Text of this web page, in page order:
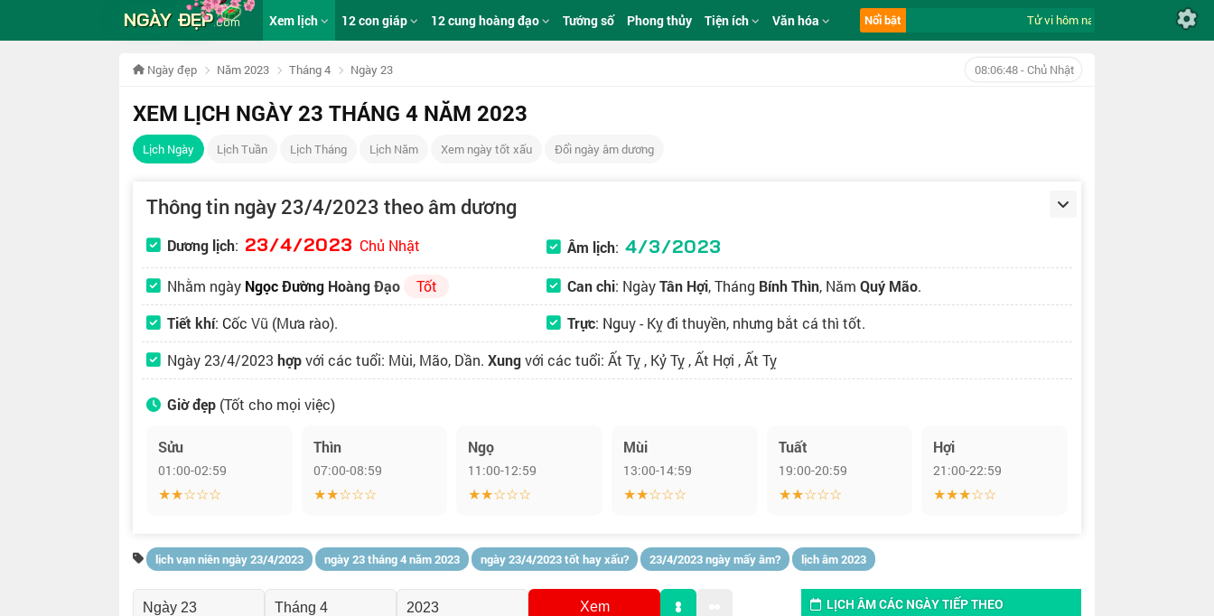
NGÀY ĐẸP.com Xem lịch 12 con giáp 12 cung hoàng đạo Tướng số Phong thủy Tiện ích Văn hóa Nổi bật Tử vi hôm nay ngày 9/8/2026 của 12
Ngày đẹp Năm 2023 Tháng 4 Ngày 23 08:06:49- Chủ Nhật
XEM LỊCH NGÀY 23 THÁNG 4 NĂM 2023
Lịch Ngày Lịch Tuần Lịch Tháng Lịch Năm Xem ngày tốt xấu Đổi ngày âm dương
Thông tin ngày 23/4/2023 theo âm dương
Dương lịch: 23/4/2023 Chủ Nhật Âm lịch: 4/3/2023
Nhằm ngày Ngọc Đường Hoàng Đạo Tốt Can chi: NgàyTân Hợi, Tháng Bính Thìn, Năm Quý Mão.
Tiết khí: Cốc Vũ (Mưa rào). Trực: Nguy- Kỵ đi thuyền, nhưng bắt cá thì tốt.
Ngày 23/4/2023 hợpvới các tuổi: Mùi, Mão, Dần. Xungvới các tuổi: Ất Tỵ , Kỷ Tỵ , Ất Hợi , Ất Tỵ
Giờ đẹp (Tốt cho mọi việc)
Sửu
01:00-02:59
★★☆☆☆
Thìn
07:00-08:59
★★☆☆☆
Ngọ
11:00-12:59
★★☆☆☆
Mùi
13:00-14:59
★★☆☆☆
Tuất
19:00-20:59
★★☆☆☆
Hợi
21:00-22:59
★★★☆☆
lịch vạn niên ngày 23/4/2023 ngày 23 tháng 4 năm 2023 ngày 23/4/2023 tốt hay xấu? 23/4/2023 ngày mấy âm? lịch âm 2023
Xem
LỊCH ÂM CÁC NGÀY TIẾP THEO